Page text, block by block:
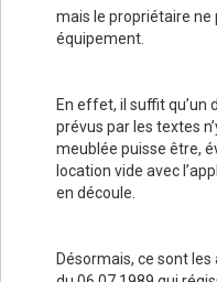
mais le propriétaire ne
équipement.
En effet, il suffit qu’un
prévus par les textes
meublée puisse être,
location vide avec
en découle.
Désormais, ce sont